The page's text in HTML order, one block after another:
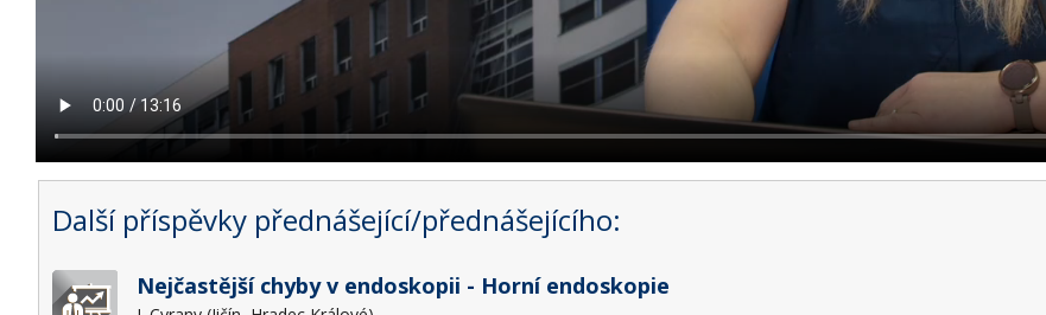
Další příspěvky přednášející/přednášejícího:
Nejčastější chyby v endoskopii - Horní endoskopie